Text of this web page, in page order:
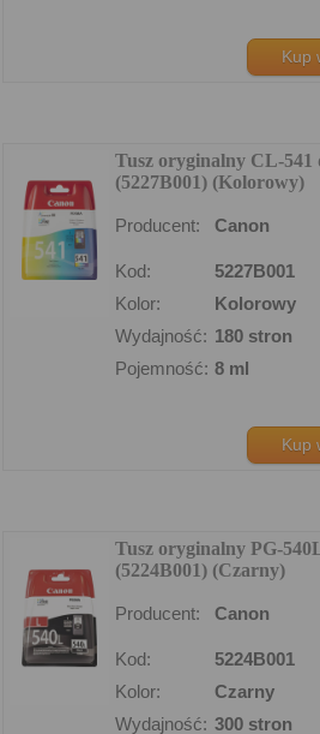
Kup
Tusz oryginalny CL-541
(5227B001) (Kolorowy)
Producent: Canon
Kod:
5227B001
Kolor:
Kolorowy
Wydajność: 180 stron
Pojemność: 8 ml
Kup
Tusz oryginalny PG-
(5224B001) (Czarny)
Producent: Canon
Kod:
5224B001
Kolor:
Czarny
Wydajność: 300 stron